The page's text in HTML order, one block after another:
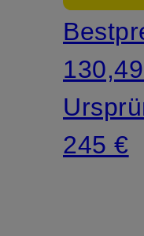
245 €